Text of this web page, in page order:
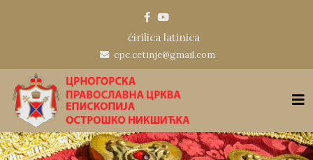
ćirilica latinica
cpc.cetinje@gmail.com